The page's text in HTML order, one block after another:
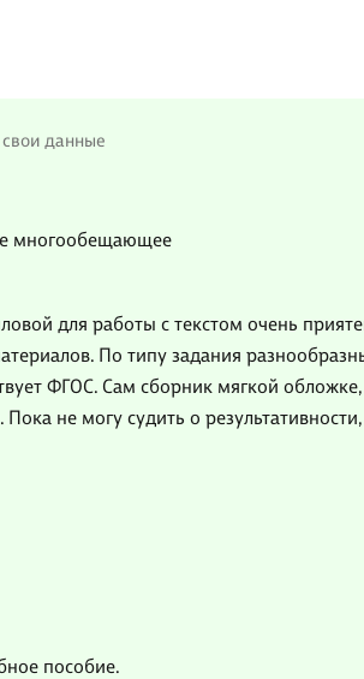
данные
многообещающее
для работы с текстом очень
По типу задания
ФГОС. Сам сборник мягкой
не могу судить о
пособие.